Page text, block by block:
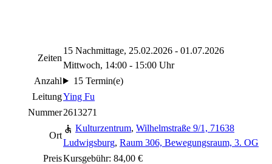
Zeiten
15 Nachmittage, 25.02.2026 - 01.07.2026
Mittwoch, 14:00 - 15:00 Uhr
Anzahl
15 Termin(e)
LeitungYing Fu
Nummer2613271
Ort
Kulturzentrum, Wilhelmstraße 9/1, 71638
Ludwigsburg, Raum 306, Bewegungsraum, 3. OG
PreisKursgebühr: 84,00 €